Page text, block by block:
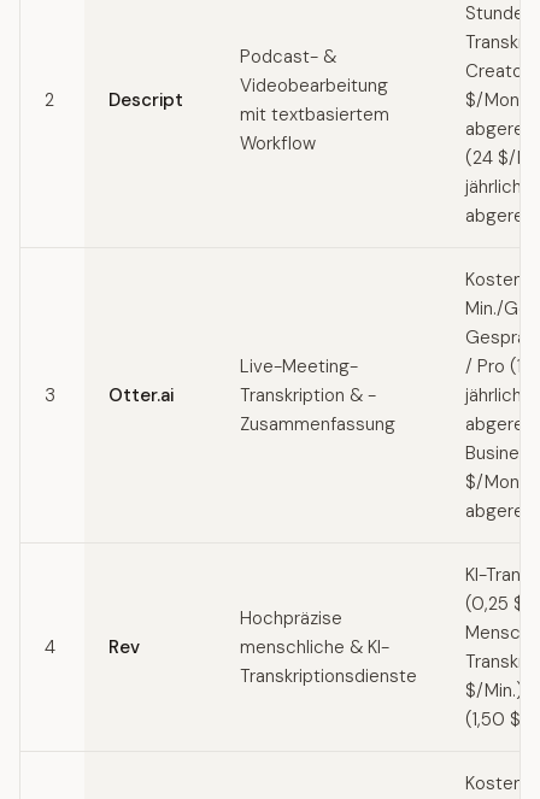
2 Descript
Podcast- &
Videobearbeitung
mit textbasiertem
Workflow
Stunde
Creator
$/
(24 $/
jährlich
3 Otter.ai
Live-Meeting-
Transkription & -
Zusammenfassung
Min./
/ Pro
jährlich
$/
4 Rev
Hochpräzise
menschliche & KI-
Transkriptionsdienste
KI-
(0,25 $/
$/Min.)
(1,50 $/